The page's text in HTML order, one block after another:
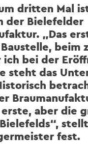
dritten Mal
der Bielefelder
„Das
beim
ich bei der
steht das
aber die
fest.